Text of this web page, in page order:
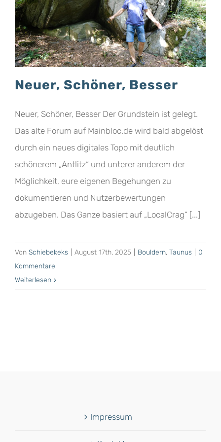
Neuer, Schöner, Besser
Neuer, Schöner, Besser Der Grundstein ist gelegt.
Das alte Forum auf Mainbloc.de wird bald abgelöst
durch ein neues digitales Topo mit deutlich
schönerem „Antlitz“ und unterer anderem der
Möglichkeit, eure eigenen Begehungen zu
dokumentieren und Nutzerbewertungen
abzugeben. Das Ganze basiert auf „LocalCrag“ [...]
Von Schiebekeks August 17th, 2025 Bouldern, Taunus
0
Kommentare
Weiterlesen
Impressum